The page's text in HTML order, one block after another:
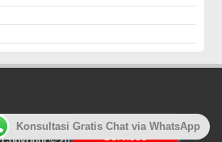
Konsultasi Gratis Chat via WhatsApp
Customer